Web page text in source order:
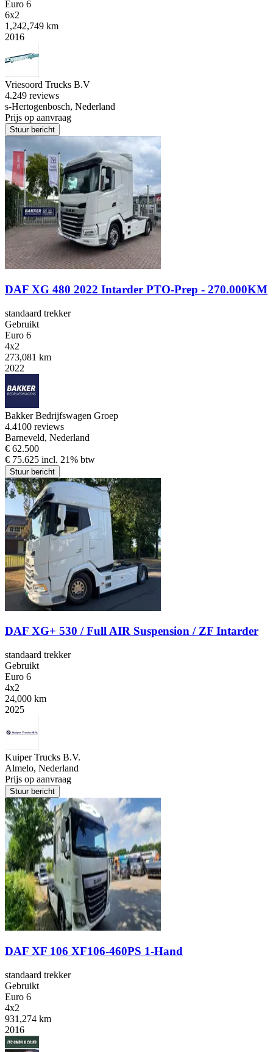
Euro 6
6x2
1,242,749 km
2016
Vriesoord Trucks B.V
4.249 reviews
s-Hertogenbosch, Nederland
Prijs op aanvraag
Stuur bericht
DAF XG 480 2022 Intarder PTO-Prep - 270.000KM
standaard trekker
Gebruikt
Euro 6
4x2
273,081 km
2022
Bakker Bedrijfswagen Groep
4.4100 reviews
Barneveld, Nederland
€ 62.500
€ 75.625 incl. 21% btw
Stuur bericht
DAF XG+ 530 / Full AIR Suspension / ZF Intarder
standaard trekker
Gebruikt
Euro 6
4x2
24,000 km
2025
Kuiper Trucks B.V.
Almelo, Nederland
Prijs op aanvraag
Stuur bericht
DAF XF 106 XF106-460PS 1-Hand
standaard trekker
Gebruikt
Euro 6
4x2
931,274 km
2016